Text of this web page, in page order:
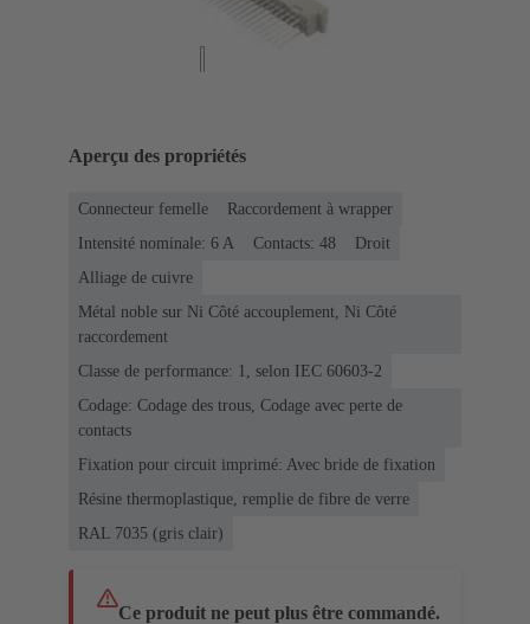
Aperçu des propriétés
Connecteur femelle
Raccordement à wrapper
Intensité nominale: ‌6 A
Contacts: 48
Droit
Alliage de cuivre
Métal noble sur Ni Côté accouplement, Ni Côté
raccordement
Classe de performance: 1, selon IEC 60603-2
Codage: Codage des trous, Codage avec perte de
contacts
Fixation pour circuit imprimé: Avec bride de fixation
Résine thermoplastique, remplie de fibre de verre
RAL 7035 (gris clair)
Ce produit ne peut plus être commandé.